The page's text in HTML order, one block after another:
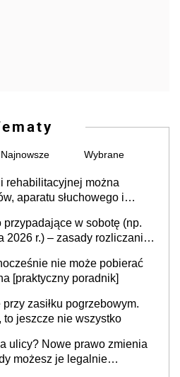
Najnowsze Wybrane
rehabilitacyjnej można
aparatu słuchowego i
w sobotę (np.
2026 r.) – zasady rozliczania
najczęstsze pytania
nie może pobierać
[praktyczny poradnik]
zasiłku pogrzebowym.
to jeszcze nie wszystko
ulicy? Nowe prawo zmienia
możesz je legalnie